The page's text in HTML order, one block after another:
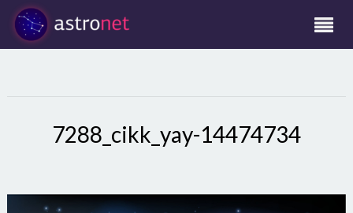
7288_cikk_yay-14474734